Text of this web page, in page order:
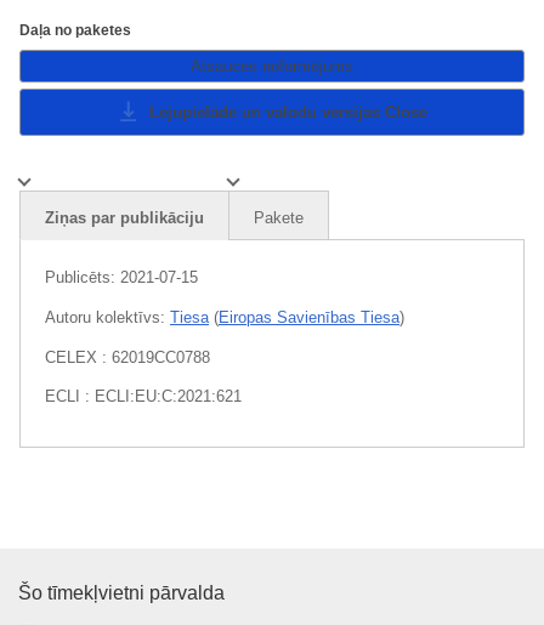
Daļa no paketes
Atsauces noformējums
Lejupielāde un valodu versijas Close
Ziņas par publikāciju Pakete
Publicēts: 2021-07-15
Autoru kolektīvs: Tiesa (Eiropas Savienības Tiesa)
CELEX : 62019CC0788
ECLI : ECLI:EU:C:2021:621
Eiropas Savienības Publikāciju
Šo tīmekļvietni pārvalda